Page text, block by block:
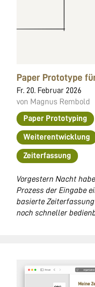
Paper Prototype
Fr. 20. Februar 2026
von Magnus Rembold
Paper Prototyping
Weiterentwicklung
Zeiterfassung
Vorgestern Nacht
Prozess der Eingabe
basierte
noch schneller